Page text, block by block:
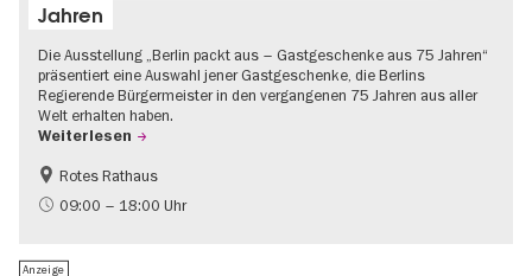
Jahren
Die Ausstellung „Berlin packt aus – Gastgeschenke aus 75 Jahren“
präsentiert eine Auswahl jener Gastgeschenke, die Berlins
Regierende Bürgermeister in den vergangenen 75 Jahren aus aller
Welt erhalten haben.
Weiterlesen
Geschichte
Gratis
Rotes Rathaus
09:00 – 18:00 Uhr
Anzeige